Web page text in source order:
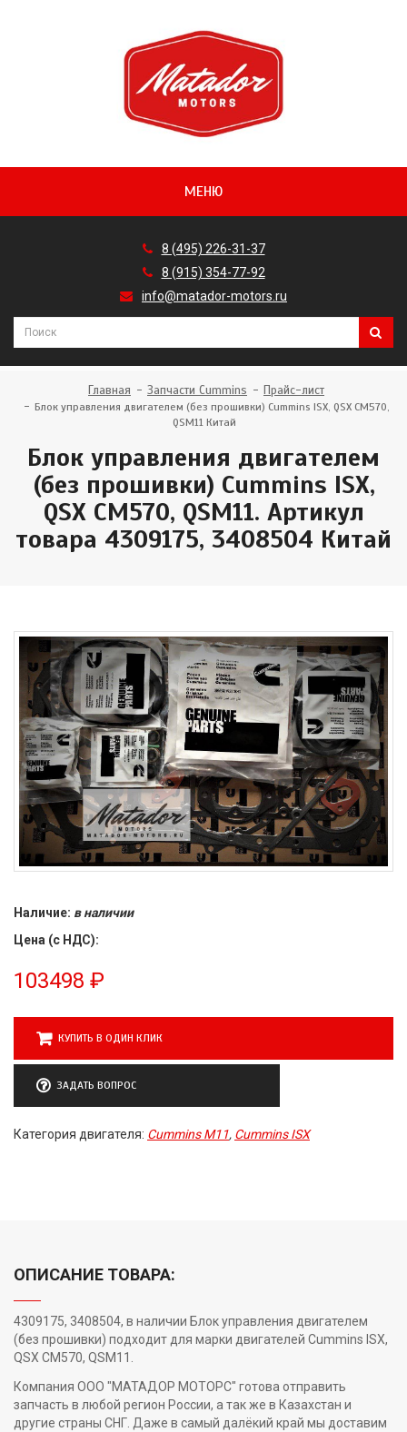
МЕНЮ
8 (495) 226-31-37
8 (915) 354-77-92
info@matador-motors.ru
Главная Запчасти Cummins Прайс-лист
Блок управления двигателем (без прошивки) Cummins ISX, QSX CM570,
QSM11 Китай
Блок управления двигателем
(без прошивки) Cummins ISX,
QSX CM570, QSM11. Артикул
товара 4309175, 3408504 Китай
Наличие: в наличии
Цена (с НДС):
103498 ₽
КУПИТЬ В ОДИН КЛИК
ЗАДАТЬ ВОПРОС
Категория двигателя: Cummins M11, Cummins ISX
ОПИСАНИЕ ТОВАРА:
4309175, 3408504, в наличии Блок управления двигателем
(без прошивки) подходит для марки двигателей Cummins ISX,
QSX CM570, QSM11.
Компания ООО "МАТАДОР МОТОРС" готова отправить
запчасть в любой регион России, а так же в Казахстан и
другие страны СНГ. Даже в самый далёкий край мы доставим